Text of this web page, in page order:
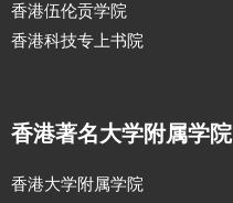
香港伍伦贡学院
香港科技专上书院
香港著名大学附属学院
香港大学附属学院